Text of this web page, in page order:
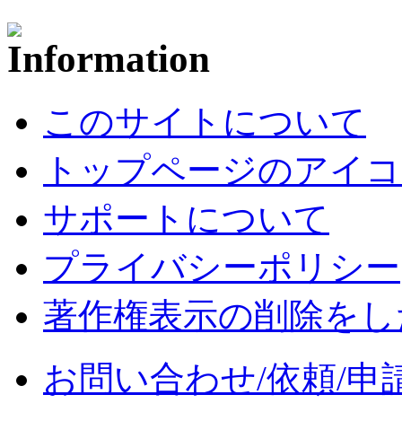
このサイトについて
トップページのアイ
サポートについて
プライバシーポリシー
著作権表示の削除を
お問い合わせ/依頼/申